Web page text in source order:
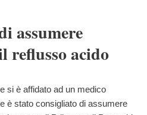
assumere
reflusso acido
si è affidato ad un medico
è stato consigliato di assumere